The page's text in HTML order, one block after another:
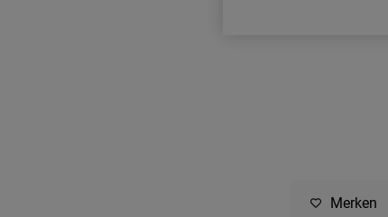
Merken